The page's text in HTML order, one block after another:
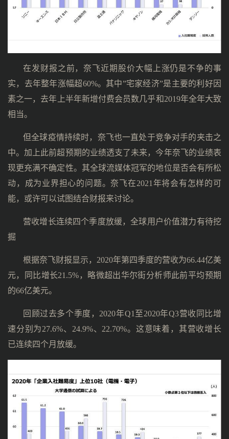
在发财报之前，奈飞近期股价大幅上涨仍是不争的事
实，去年整年涨幅超60%。其中”宅家经济”是主要的利好因
素之一，去年上半年新增付费会员数几乎和2019年全年大致
相当。
但全球疫情持续时，奈飞也一直处于竞争对手的夹击之
中。加上此前超预期的业绩透支了未来，今年奈飞的业绩表
现更充满不确定性。其全球流媒体冠军的地位是否会有所松
动，成为业界担心的问题。奈飞在2021年将会有怎样的可
能，或许可以试图结合财报来讨论。
营收增长连续四个季度放缓，全球用户价值潜力有待挖
掘
根据奈飞财报显示，2020年第四季度的营收为66.44亿美
元，同比增长21.5%，略微超出华尔街分析师此前平均预期
的66亿美元。
回顾过去多个季度，2020年Q1至2020年Q3营收同比增
速分别为27.6%、24.9%、22.70%。这意味着，其营收增长
已连续四个月放缓。